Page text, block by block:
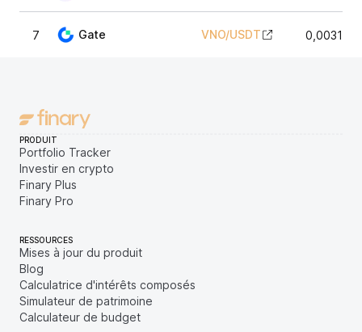
7 Gate VNO/USDT
PRODUIT
Portfolio Tracker
Investir en crypto
Finary Plus
Finary Pro
RESSOURCES
Mises à jour du produit
Blog
Calculatrice d'intérêts composés
Simulateur de patrimoine
Calculateur de budget